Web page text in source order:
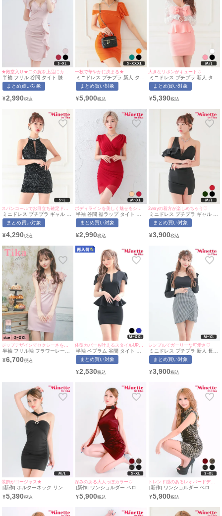
半袖 フリル 谷間 タイト 膝丈
ドレス (せいせい着用/S~XLサ
イズ対応) | myMinette/マイミ
まとめ買い対象
¥2,990
一枚で華やかに決まる★
ミニドレス プチプラ 新人 タイ
ト ラウンジ ワンショル 低身長
胸元隠し 肩あき フリル デコル
北かほ着用/S~XXXL対応) |
まとめ買い対象
¥5,900
大きなリボンがキュート♡
ミニドレス プチプラ 新人 タイ
ト 長袖 ペプラム レース 低身
長 谷間 リボン ピンク キャバ
ズ対応) | myMinette/マイミネ
まとめ買い対象
¥5,390
ミニドレス プチプラ ギャル タ
イト ホルターネック セクシー
ラウンジ キラキラ 低身長 谷間
いみん着用/S~Lサイズ対応) |
まとめ買い対象
¥4,290
半袖 谷間 裾ラップ タイト ミ
ニドレス (せいせい着用/M~XL
サイズ対応) myMinette/マイミ
まとめ買い対象
¥2,990
2wayの着方が楽しめちゃう♡
ミニドレス プチプラ ギャル タ
イト スリット セクシー ラウン
ジ ワンショル 低身長 谷間 背
(あいみん着用/M~Lサイズ対応)
まとめ買い対象
¥3,900
半袖 フリル袖 フラワーレース
バストジップ ウエストベルト
切り替え タイトミニドレス (S
¥6,700
半袖 ペプラム 谷間 タイト ミ
ニドレス (今井アンジェリカ着
用/M~XXLサイズ対応) |
まとめ買い対象
¥2,530
シンプルでガーリーな可愛さ♡
ミニドレス プチプラ 新人 長袖
ラウンジ チェック柄 低身長 谷
間 フリル ウエスト切り替え 黒
サイズ対応) | myMinette/マイ
まとめ買い対象
¥3,900
装飾がゴージャス★
[新作] ホルターネック リング
パーツ ミニドレス (M~Lサイズ
対応/みのり着用) | myMinette/
¥5,390
深みのある大人っぽカラー♡
[新作] ワンショルダー ベロア
ワインレッド スカーフ タイト
ドレス (みのり着用/S~XLサイ
¥5,900
トレンド感のあるレオパードデザイン♪
[新作] ワンショルダー ベロア
レオパード スカーフ タイトド
レス (ねおん着用/S~XLサイズ
¥5,900